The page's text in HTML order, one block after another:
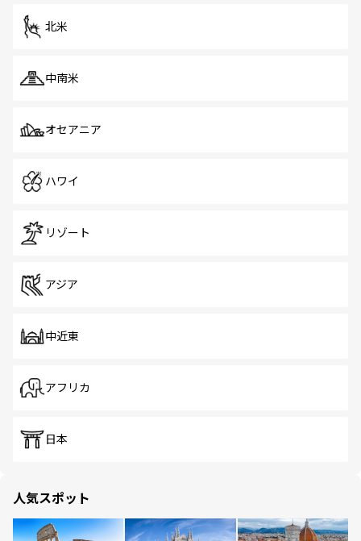
北米
中南米
オセアニア
ハワイ
リゾート
アジア
中近東
アフリカ
日本
人気スポット